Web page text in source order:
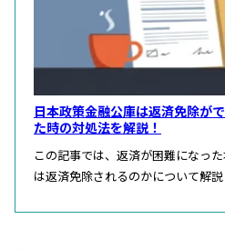
日本政策金融公庫は返済免除が
た時の対処法を解説！
この記事では、返済が困難になっ
は返済免除されるのかについて解説